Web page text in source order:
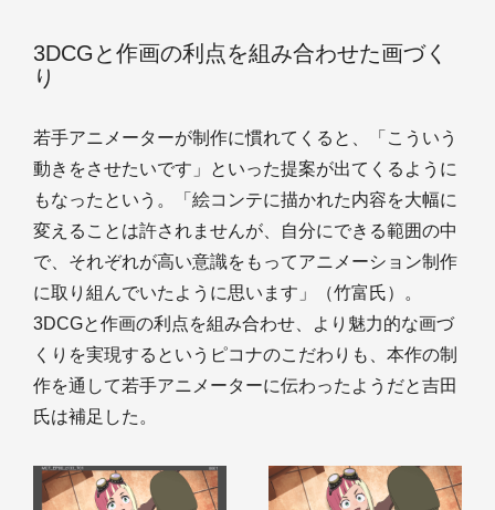
3DCGと作画の利点を組み合わせた画づく
り
若手アニメーターが制作に慣れてくると、「こういう
動きをさせたいです」といった提案が出てくるように
もなったという。「絵コンテに描かれた内容を大幅に
変えることは許されませんが、自分にできる範囲の中
で、それぞれが高い意識をもってアニメーション制作
に取り組んでいたように思います」（竹富氏）。
3DCGと作画の利点を組み合わせ、より魅力的な画づ
くりを実現するというピコナのこだわりも、本作の制
作を通して若手アニメーターに伝わったようだと吉田
氏は補足した。